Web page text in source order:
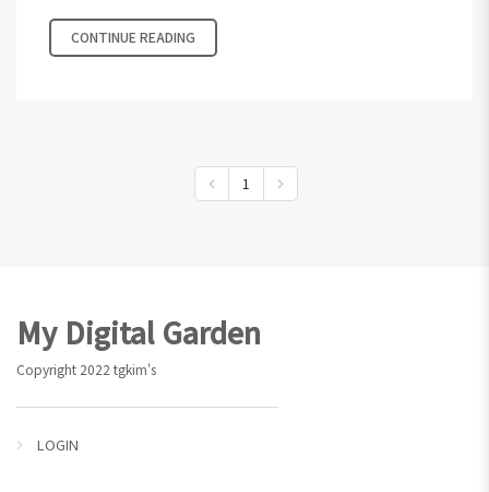
CONTINUE READING
1
Footer
My Digital Garden
Copyright 2022 tgkim's
LOGIN